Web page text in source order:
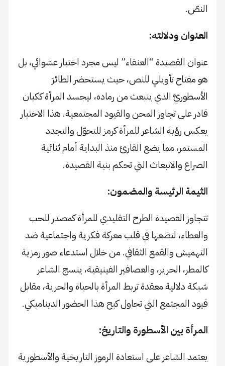
النصّ.
العنوان ودلالته:
عنوان القصيدة “العنقاء” ليس مجرد اختيار عشوائي، بل
هو مفتاح تأويلي للنص، حيث يستحضر الطائرَ
الأسطوريَّ الذي ينبعث من رماده، ليجسد المرأة ككيان
قادر على تجاوز المحن والقيود المجتمعية. هذا الاختيار
يعكس رؤية الشاعر للمرأة كرمز للتحوّل والتجدد
المستمر، مما يضع القارئ منذ البداية أمام ثنائية
الصراع والانبعاث التي تحكم بنية القصيدة.
الثيمة الرئيسة والمضمون:
تتجاوز القصيدة الطرح التقليدي للمرأة كمصدر للحب
والعطاء، لتضعها في قلب معركة فكرية واجتماعية ضد
التهميش والقمع الثقافي. من خلال استدعاء صور رمزية
كالمطر، الحرير، والعصافير الفينيقية، ينسج الشاعر
شبكة دلالية معقدة تربط المرأة بالحياة والحرية، مقابل
قيود المجتمع التي تحاول كبح هذا الحضور الديناميكي.
المرأة بين الأسطورة والتاريخ:
يعتمد الشاعر على استعادة الرموز التاريخية والأسطورية